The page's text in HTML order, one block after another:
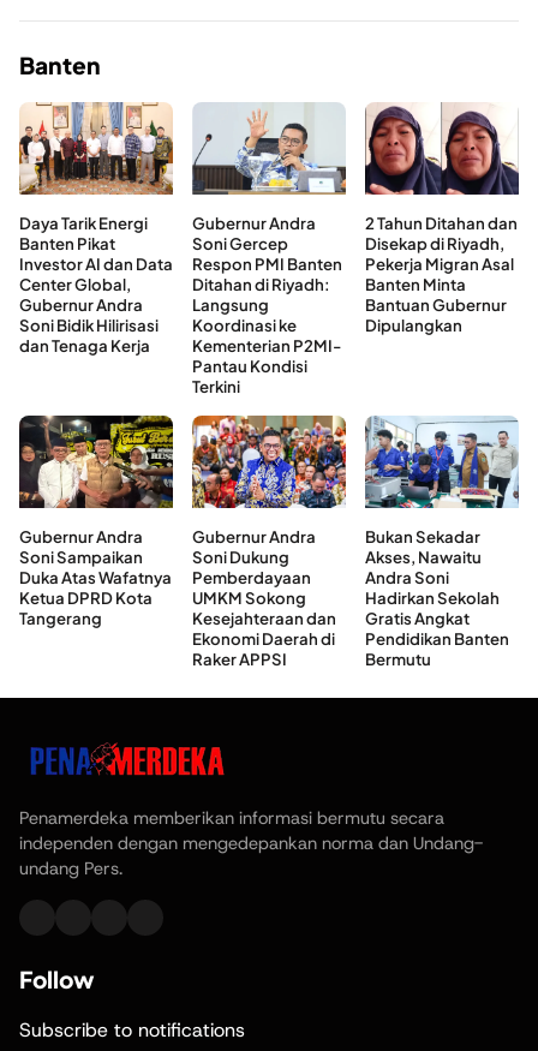
Banten
Daya Tarik Energi
Banten Pikat
Investor AI dan Data
Center Global,
Gubernur Andra
Soni Bidik Hilirisasi
dan Tenaga Kerja
Gubernur Andra
Soni Gercep
Respon PMI Banten
Ditahan di Riyadh:
Langsung
Koordinasi ke
Kementerian P2MI-
Pantau Kondisi
Terkini
2 Tahun Ditahan dan
Disekap di Riyadh,
Pekerja Migran Asal
Banten Minta
Bantuan Gubernur
Dipulangkan
Gubernur Andra
Soni Sampaikan
Duka Atas Wafatnya
Ketua DPRD Kota
Tangerang
Gubernur Andra
Soni Dukung
Pemberdayaan
UMKM Sokong
Kesejahteraan dan
Ekonomi Daerah di
Raker APPSI
Bukan Sekadar
Akses, Nawaitu
Andra Soni
Hadirkan Sekolah
Gratis Angkat
Pendidikan Banten
Bermutu
Penamerdeka memberikan informasi bermutu secara
independen dengan mengedepankan norma dan Undang-
undang Pers.
Follow
Subscribe to notifications